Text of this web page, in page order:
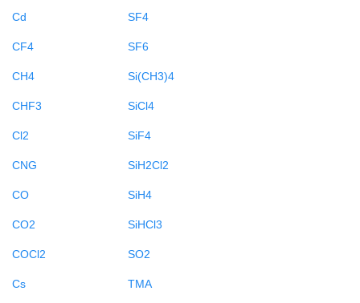
Cd
CF4
CH4
CHF3
Cl2
CNG
CO
CO2
COCl2
Cs
SF4
SF6
Si(CH3)4
SiCl4
SiF4
SiH2Cl2
SiH4
SiHCl3
SO2
TMA